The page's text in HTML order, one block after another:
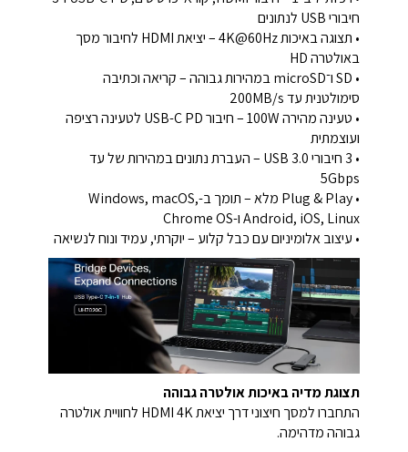
חיבורי USB לנתונים
• תצוגה באיכות 4K@60Hz – יציאת HDMI לחיבור מסך
באולטרה HD
• SD ו־microSD במהירות גבוהה – קריאה וכתיבה
סימולטנית עד 200MB/s
• טעינה מהירה 100W – חיבור USB-C PD לטעינה רציפה
ועוצמתית
• 3 חיבורי USB 3.0 – העברת נתונים במהירות של עד
5Gbps
• Plug & Play מלא – תומך ב-Windows, macOS,
Android, iOS, Linux ו-Chrome OS
• עיצוב אלומיניום עם כבל קלוע – יוקרתי, עמיד ונוח לנשיאה
תצוגת מדיה באיכות אולטרה גבוהה
התחברו למסך חיצוני דרך יציאת HDMI 4K לחוויית אולטרה
גבוהה מדהימה.